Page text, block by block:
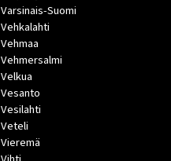
Varsinais-Suomi
Vehkalahti
Vehmaa
Vehmersalmi
Velkua
Vesanto
Vesilahti
Veteli
Vieremä